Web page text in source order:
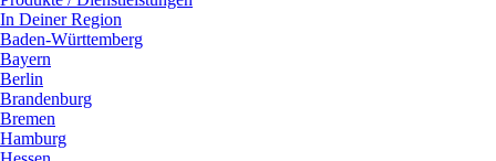
In Deiner Region
Baden-Württemberg
Bayern
Berlin
Brandenburg
Bremen
Hamburg